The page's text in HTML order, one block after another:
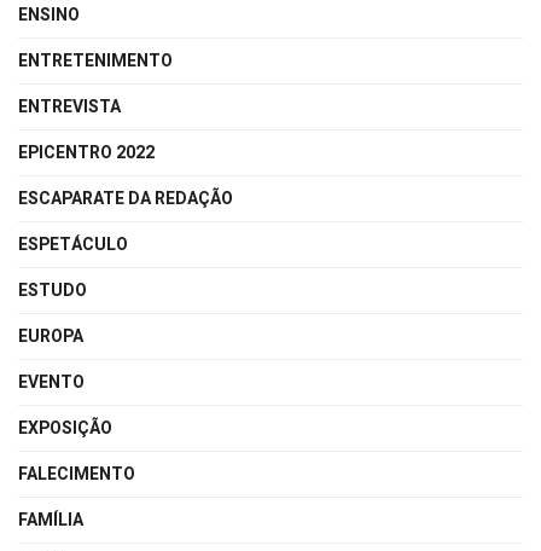
ENSINO
ENTRETENIMENTO
ENTREVISTA
EPICENTRO 2022
ESCAPARATE DA REDAÇÃO
ESPETÁCULO
ESTUDO
EUROPA
EVENTO
EXPOSIÇÃO
FALECIMENTO
FAMÍLIA